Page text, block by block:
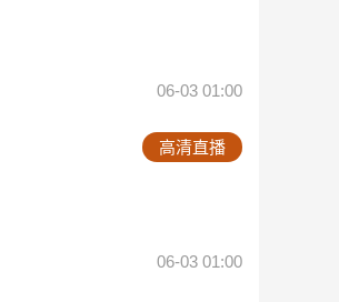
06-03 01:00
高清直播
06-03 01:00